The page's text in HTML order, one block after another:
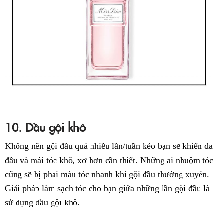
10. Dầu gội khô
Không nên gội đầu quá nhiều lần/tuần kẻo bạn sẽ khiến da
đầu và mái tóc khô, xơ hơn cần thiết. Những ai nhuộm tóc
cũng sẽ bị phai màu tóc nhanh khi gội đầu thường xuyên.
Giải pháp làm sạch tóc cho bạn giữa những lần gội đầu là
sử dụng dầu gội khô.